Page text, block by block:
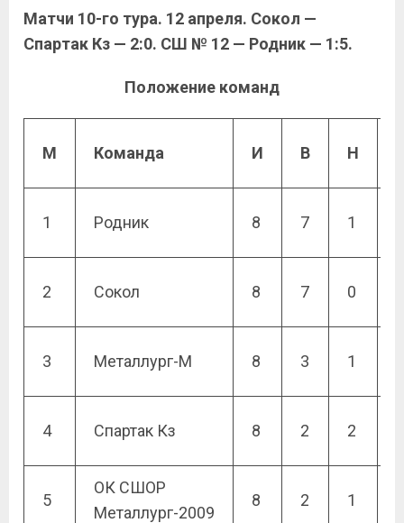
Матчи 10-го тура. 12 апреля. Сокол —
Спартак Кз — 2:0. СШ № 12 — Родник — 1:5.
Положение команд
М Команда И В Н
1 Родник 8 7 1
2 Сокол 8 7 0
3 Металлург-М 8 3 1
4 Спартак Кз 8 2 2
5
ОК СШОР
Металлург-2009
8 2 1